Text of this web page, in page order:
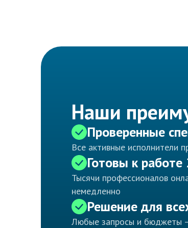
Наши
Проверенные
Все активные исполнители
Готовы к
Тысячи профессионалов
немедленно
Решение для
Любые запросы и бюджеты